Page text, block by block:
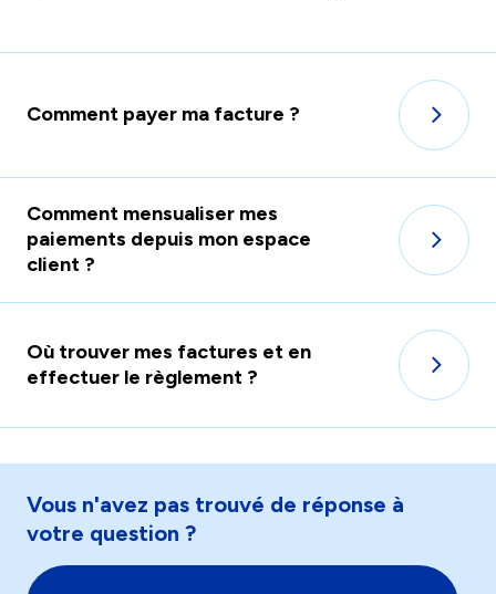
Comment payer ma facture ?
Comment mensualiser mes
paiements depuis mon espace
client ?
Où trouver mes factures et en
effectuer le règlement ?
Vous n'avez pas trouvé de réponse à
votre question ?